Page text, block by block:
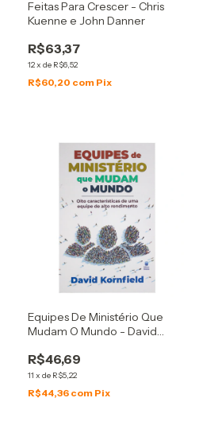
Feitas Para Crescer - Chris
Kuenne e John Danner
R$63,37
12x de R$6,52
R$60,20 com Pix
Equipes De Ministério Que
Mudam O Mundo - David
R$46,69
11 x de R$5,22
R$44,36 com Pix